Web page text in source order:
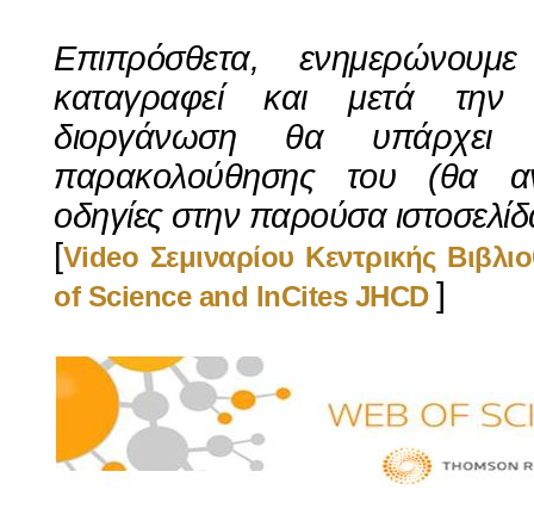
Επιπρόσθετα,
καταγραφεί και μετά την
διοργάνωση θα υπάρχει
παρακολούθησης του (θα
οδηγίες στην παρούσα
[Video Σεμιναρίου Κεντρικής
of Science and InCites JHCD ]